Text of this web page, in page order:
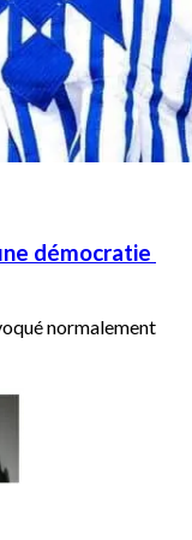
démocratie
normalement